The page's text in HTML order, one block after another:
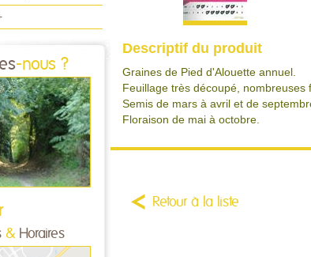
-nous ?
& Horaires
Descriptif du produit
Graines de Pied d'Alouette annuel.
Feuillage très découpé, nombreuses
Semis de mars à avril et de
Floraison de mai à octobre.
Retour à la liste